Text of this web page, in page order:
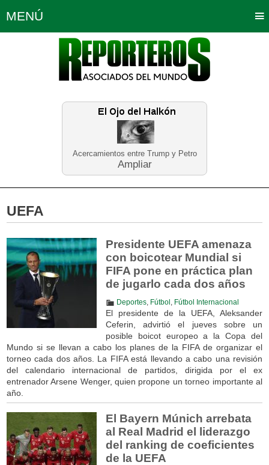
Acercamientos entre Trump y Petro
Ampliar
MENÚ
Política Opinión Bogotá
Planeta Tierra Deportes
Educación Neira
UEFA
Presidente UEFA amenaza
con boicotear Mundial si
FIFA pone en práctica plan
de jugarlo cada dos años
Deportes, Fútbol Fútbol Internacional
El presidente de la UEFA, Aleksander
Ceferin, advirtió el jueves sobre un
posible boicot europeo a la Copa del
Mundo si se llevan a cabo los planes de la FIFA de organizar el
torneo cada dos años. La FIFA está llevando a cabo una revisión
del calendario internacional de partidos, dirigida por el ex
entrenador Arsene Wenger, quien propone un torneo importante al
año.
El Bayern Múnich arrebata
al Real Madrid el liderazgo
del ranking de coeficientes
de la UEFA